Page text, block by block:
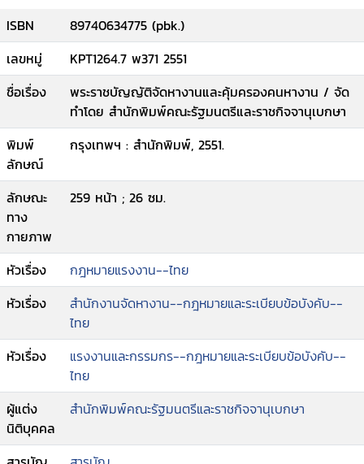
ISBN
89740634775 (pbk.)
เลขหมู่
KPT1264.7 พ371 2551
ชื่อเรื่อง
พระราชบัญญัติจัดหางานและคุ้มครองคนหางาน / จัด
ทำโดย สำนักพิมพ์คณะรัฐมนตรีและราชกิจจานุเบกษา
พิมพ์
ลักษณ์
กรุงเทพฯ : สำนักพิมพ์, 2551.
ลักษณะ
ทาง
กายภาพ
259 หน้า ; 26 ซม.
หัวเรื่อง
กฎหมายแรงงาน--ไทย
หัวเรื่อง
สำนักงานจัดหางาน--กฎหมายและระเบียบข้อบังคับ--
ไทย
หัวเรื่อง
แรงงานและกรรมกร--กฎหมายและระเบียบข้อบังคับ--
ไทย
ผู้แต่ง
นิติบุคคล
สำนักพิมพ์คณะรัฐมนตรีและราชกิจจานุเบกษา